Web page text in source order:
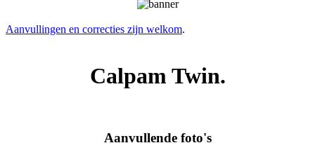
Aanvullingen en correcties zijn welkom.
Calpam Twin.
Aanvullende foto's